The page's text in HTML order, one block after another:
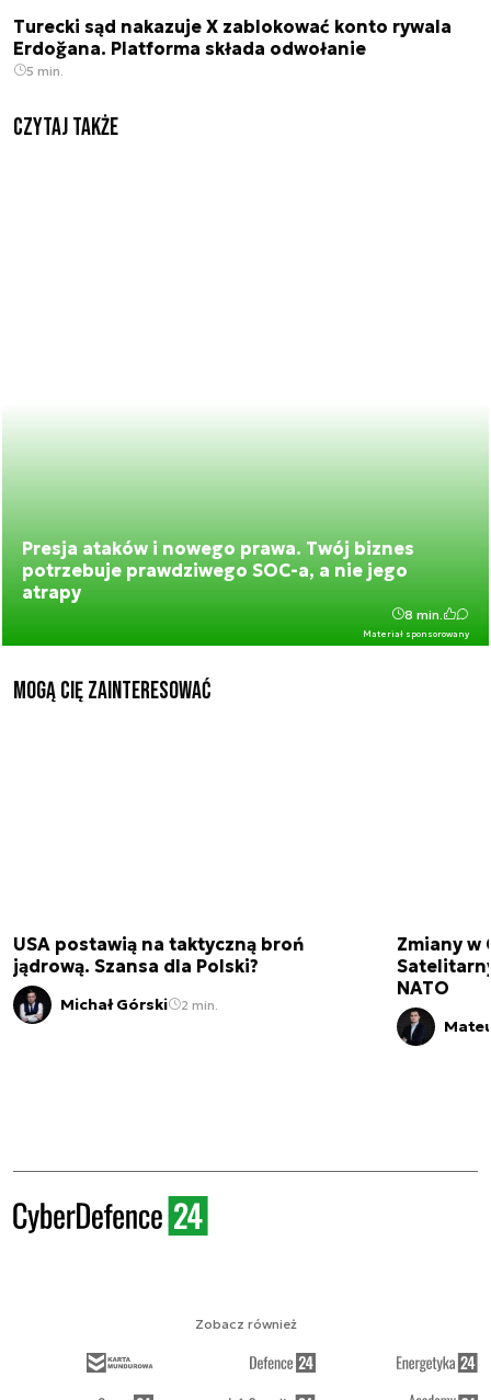
Turecki sąd nakazuje X zablokować konto rywala
Erdoğana. Platforma składa odwołanie
5 min.
Czytaj także
Presja ataków i nowego prawa. Twój biznes
potrzebuje prawdziwego SOC-a, a nie jego
atrapy
Materiał sponsorowany
8 min.
Mogą Cię zainteresować
USA postawią na taktyczną broń
jądrową. Szansa dla Polski?
Michał Górski 2 min.
Zmiany w
NATO
Zobacz również